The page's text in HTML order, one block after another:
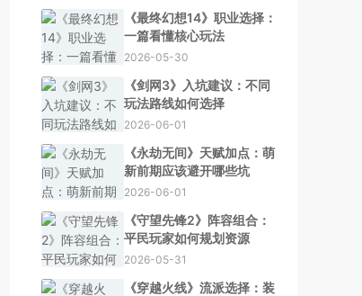
《最终幻想14》职业选择：
一篇看懂核心玩法
2026-05-30
《剑网3》入坑建议：不同
玩法路线如何选择
2026-06-01
《永劫无间》天赋加点：萌
新前期应该避开哪些坑
2026-06-01
《守望先锋2》阵容组合：
平民玩家如何规划资源
2026-05-31
《穿越火线》流派选择：装